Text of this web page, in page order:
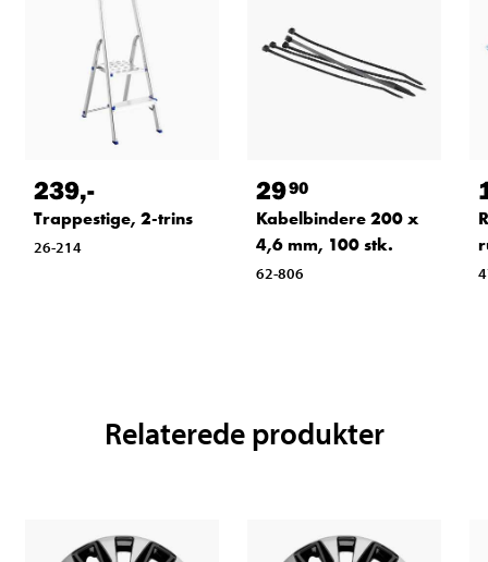
239,-
Trappestige, 2-trins
26-214
2990
Kabelbindere 200 x
4,6 mm, 100 stk.
62-806
Relaterede produkter